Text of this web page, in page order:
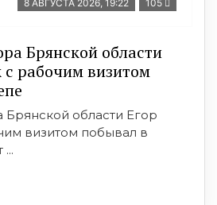
8 АВГУСТА 2026, 19:22 105
Брянской области
с рабочим визитом
Брянской области Егор
визитом побывал в